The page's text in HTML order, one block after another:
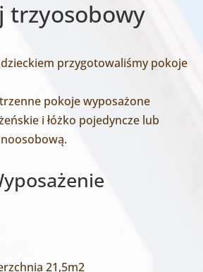
trzyosobowy
przygotowaliśmy pokoje
pokoje wyposażone
i łóżko pojedyncze lub
21,5m2